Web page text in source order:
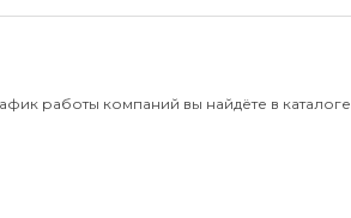
работы компаний вы найдёте в каталоге